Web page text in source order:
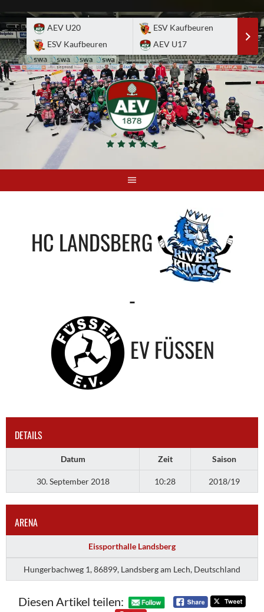
to
content
AEV U20
ESV Kaufbeuren
ESV Kaufbeuren
AEV U17
HC LANDSBERG
-
EV FÜSSEN
DETAILS
Datum Zeit Saison
30. September 2018 10:28 2018/19
ARENA
Eissporthalle Landsberg
Hungerbachweg 1, 86899, Landsberg am Lech, Deutschland
Diesen Artikel teilen: